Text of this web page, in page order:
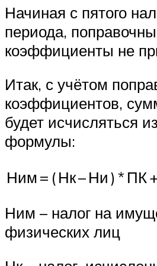
Начиная с пятого
периода,
коэффициенты не
Итак, с учётом
коэффициентов,
будет исчисляться
формулы:
Ним = (Нк–Ни) * ПК+
Ним – налог на
физических лиц